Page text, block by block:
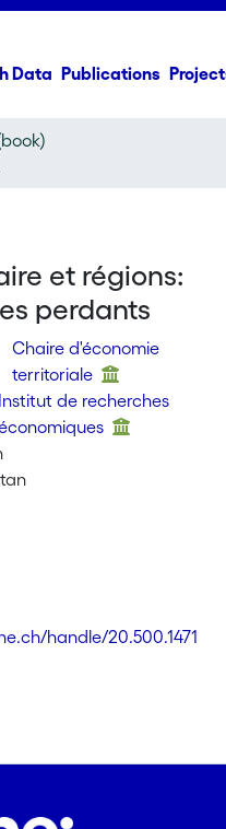
Data Publications
et régions:
perdants
Chaire d'économie
territoriale
Institut de recherches
handle/20.500.1471